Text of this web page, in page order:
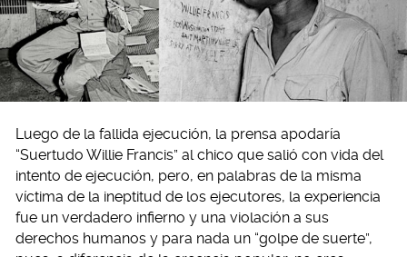
Luego de la fallida ejecución, la prensa apodaría
“Suertudo Willie Francis” al chico que salió con vida del
intento de ejecución, pero, en palabras de la misma
víctima de la ineptitud de los ejecutores, la experiencia
fue un verdadero infierno y una violación a sus
derechos humanos y para nada un “golpe de suerte”,